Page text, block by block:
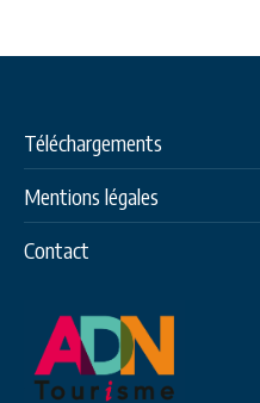
Téléchargements
Mentions légales
Contact